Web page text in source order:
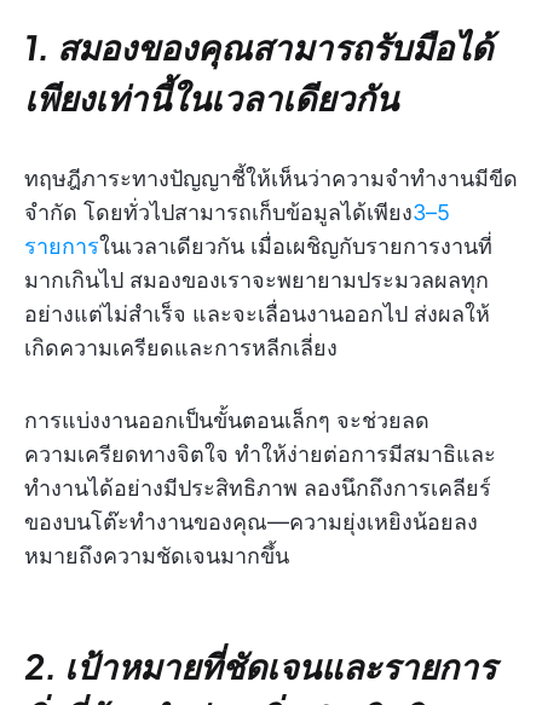
1. สมองของคุณสามารถรับมือได้
เพียงเท่านี้ในเวลาเดียวกัน
ทฤษฎีภาระทางปัญญาชี้ให้เห็นว่าความจำทำงานมีขีด
จำกัด โดยทั่วไปสามารถเก็บข้อมูลได้เพียง3–5
รายการในเวลาเดียวกัน เมื่อเผชิญกับรายการงานที่
มากเกินไป สมองของเราจะพยายามประมวลผลทุก
อย่างแต่ไม่สำเร็จ และจะเลื่อนงานออกไป ส่งผลให้
เกิดความเครียดและการหลีกเลี่ยง
การแบ่งงานออกเป็นขั้นตอนเล็กๆ จะช่วยลด
ความเครียดทางจิตใจ ทำให้ง่ายต่อการมีสมาธิและ
ทำงานได้อย่างมีประสิทธิภาพ ลองนึกถึงการเคลียร์
ของบนโต๊ะทำงานของคุณ—ความยุ่งเหยิงน้อยลง
หมายถึงความชัดเจนมากขึ้น
2. เป้าหมายที่ชัดเจนและรายการ